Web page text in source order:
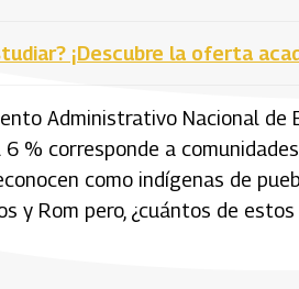
¡Descubre la oferta
Administrativo Nacional de
6 % corresponde a
como indígenas de
y Rom pero, ¿cuántos de